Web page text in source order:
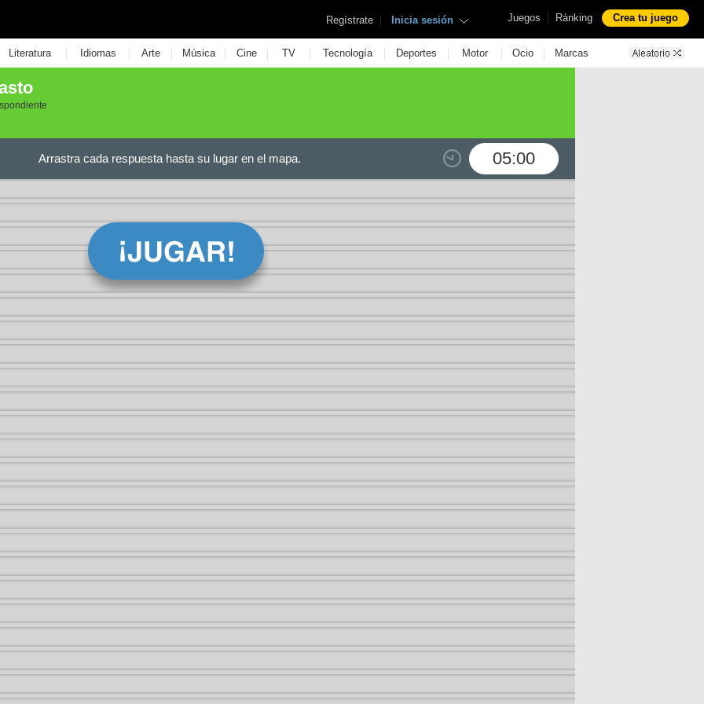
Juegos | Ránking Crea tu juego
Regístrate | Inicia sesión
Literatura | Idiomas | Arte | Música | Cine | TV | Tecnología | Deportes | Motor | Ocio | Marcas
05:00
Arrastra cada respuesta hasta su lugar en el mapa.